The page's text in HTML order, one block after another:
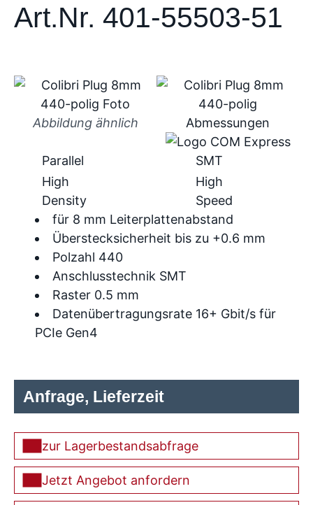
Art.Nr. 401-55503-51
Abbildung ähnlich
für 8 mm Leiterplattenabstand
Überstecksicherheit bis zu +0.6 mm
Polzahl 440
Anschlusstechnik SMT
Raster 0.5 mm
Datenübertragungsrate 16+ Gbit/s für
PCIe Gen4
Parallel
SMT
High
Density
High
Speed
Anfrage, Lieferzeit
zur Lagerbestandsabfrage
Jetzt Angebot anfordern